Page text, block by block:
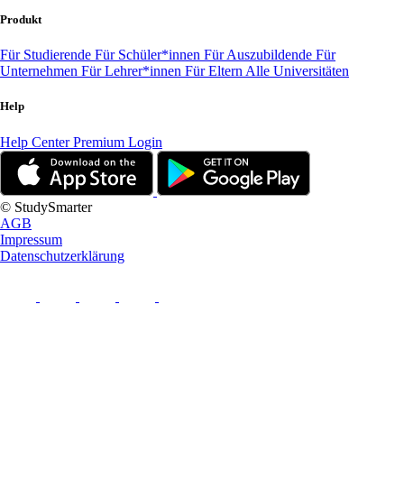
Produkt
Für Studierende Für Schüler*innen Für Auszubildende Für
Unternehmen Für Lehrer*innen Für Eltern Alle Universitäten
Help
Help CenterPremium Login
© StudySmarter
AGB
Impressum
Datenschutzerklärung